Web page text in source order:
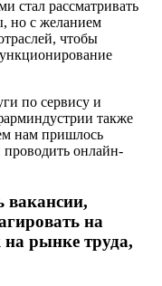
стал рассматривать
но с желанием
чтобы
по сервису и
также
нам пришлось
проводить онлайн-
вакансии,
на
на рынке труда,